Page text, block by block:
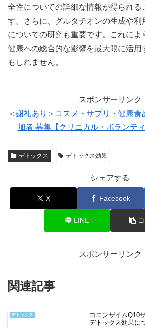
全性についての詳細な情報が得られる
す。さらに、グルタチオンの生成や利
についての研究も重要です。これによ
健康への総合的な影響を最大限に活用
もしれません。
スポンサーリンク
＜謝礼あり＞コスメ・サプリ・健康食
加者 募集【クリニカル・ボランテ
デトックス デトックス効果
シェアする
X Facebook
LINE
スポンサーリンク
関連記事
デトックス
コエンザイムQ10
デトックス効果に